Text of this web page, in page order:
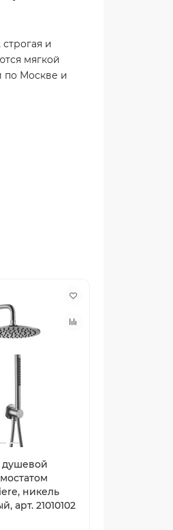
и
мягкой
по Москве и
душевой
никель
арт. 21010102